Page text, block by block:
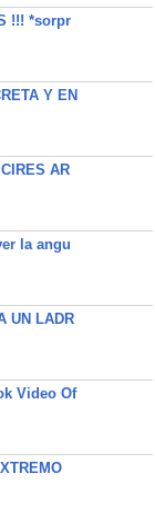
!!! *sorpr
Y EN
AR
la angu
UN LADR
Video Of